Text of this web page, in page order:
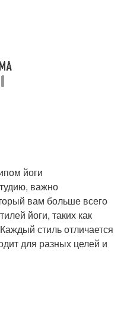
йоги
важно
вам больше всего
йоги, таких как
стиль отличается
для разных целей и